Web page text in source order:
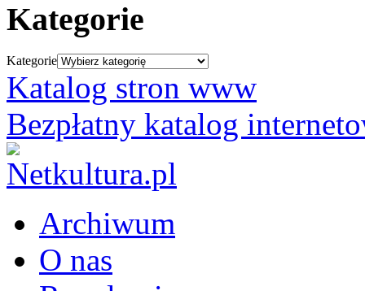
Kategorie
Kategorie
Katalog stron www
Bezpłatny katalog
Archiwum
O nas